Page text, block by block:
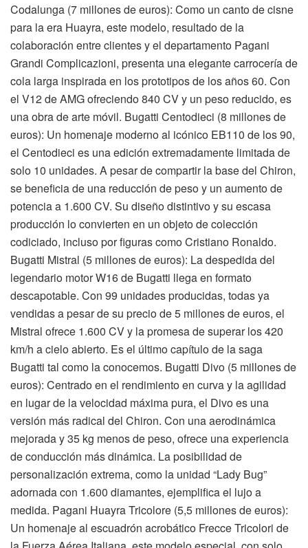
Codalunga (7 millones de euros): Como un canto de cisne
para la era Huayra, este modelo, resultado de la
colaboración entre clientes y el departamento Pagani
Grandi Complicazioni, presenta una elegante carrocería de
cola larga inspirada en los prototipos de los años 60. Con
el V12 de AMG ofreciendo 840 CV y un peso reducido, es
una obra de arte móvil. Bugatti Centodieci (8 millones de
euros): Un homenaje moderno al icónico EB110 de los 90,
el Centodieci es una edición extremadamente limitada de
solo 10 unidades. A pesar de compartir la base del Chiron,
se beneficia de una reducción de peso y un aumento de
potencia a 1.600 CV. Su diseño distintivo y su escasa
producción lo convierten en un objeto de colección
codiciado, incluso por figuras como Cristiano Ronaldo.
Bugatti Mistral (5 millones de euros): La despedida del
legendario motor W16 de Bugatti llega en formato
descapotable. Con 99 unidades producidas, todas ya
vendidas a pesar de su precio de 5 millones de euros, el
Mistral ofrece 1.600 CV y la promesa de superar los 420
km/h a cielo abierto. Es el último capítulo de la saga
Bugatti tal como la conocemos. Bugatti Divo (5 millones de
euros): Centrado en el rendimiento en curva y la agilidad
en lugar de la velocidad máxima pura, el Divo es una
versión más radical del Chiron. Con una aerodinámica
mejorada y 35 kg menos de peso, ofrece una experiencia
de conducción más dinámica. La posibilidad de
personalización extrema, como la unidad “Lady Bug”
adornada con 1.600 diamantes, ejemplifica el lujo a
medida. Pagani Huayra Tricolore (5,5 millones de euros):
Un homenaje al escuadrón acrobático Frecce Tricolori de